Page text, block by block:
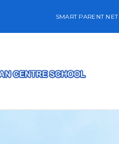
SMART PARENT NET